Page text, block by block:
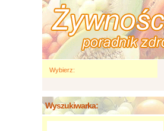
Wybierz:
Wyszukiwarka: